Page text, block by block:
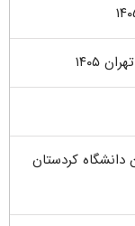
۱۴۰۵
دانشگاه کردستان